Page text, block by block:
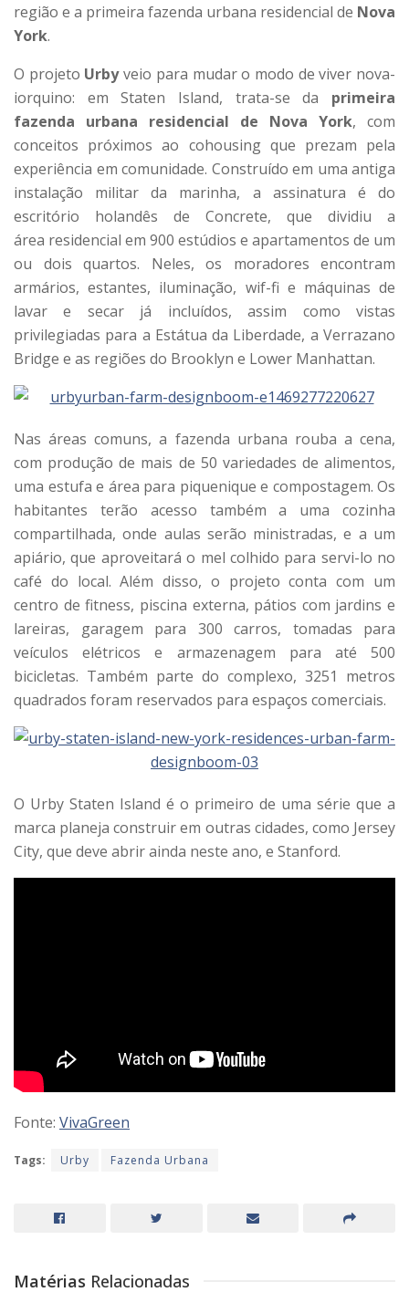
região e a primeira fazenda urbana residencial de Nova
York.
O projeto Urbyveio para mudar o modo de viver nova-
iorquino: em Staten Island, trata-se da primeira
fazenda
urbana residencial de Nova York, com
conceitos próximos ao cohousing que prezam pela
experiência em comunidade. Construído em uma antiga
instalação militar da marinha, a assinatura é do
escritório holandês de Concrete, que dividiu a
área residencial em 900 estúdios e apartamentos de um
ou dois quartos. Neles, os moradores encontram
armários, estantes, iluminação, wif-fi e máquinas de
lavar e secar já incluídos, assim como vistas
privilegiadas para a Estátua da Liberdade, a Verrazano
Bridge e as regiões do Brooklyn e Lower Manhattan.
Nas áreas comuns, a fazenda urbana rouba a cena,
com produção de mais de 50 variedades de alimentos,
uma estufa e área para piquenique e compostagem. Os
habitantes terão acesso também a uma cozinha
compartilhada, onde aulas serão ministradas, e a um
apiário, que aproveitará o mel colhido para servi-lo no
café do local. Além disso, o projeto conta com um
centro de fitness, piscina externa, pátios com jardins e
lareiras, garagem para 300 carros, tomadas para
veículos elétricos e armazenagem para até 500
bicicletas. Também parte do complexo, 3251 metros
quadrados foram reservados para espaços comerciais.
O Urby Staten Island é o primeiro de uma série que a
marca planeja construir em outras cidades, como Jersey
City, que deve abrir ainda neste ano, e Stanford.
Fonte: VivaGreen
Tags: Urby Fazenda Urbana
Matérias Relacionadas